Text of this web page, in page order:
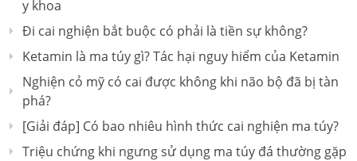
y khoa
Đi cai nghiện bắt buộc có phải là tiền sự không?
Ketamin là ma túy gì? Tác hại nguy hiểm của Ketamin
Nghiện cỏ mỹ có cai được không khi não bộ đã bị tàn
phá?
[Giải đáp] Có bao nhiêu hình thức cai nghiện ma túy?
Triệu chứng khi ngưng sử dụng ma túy đá thường gặp